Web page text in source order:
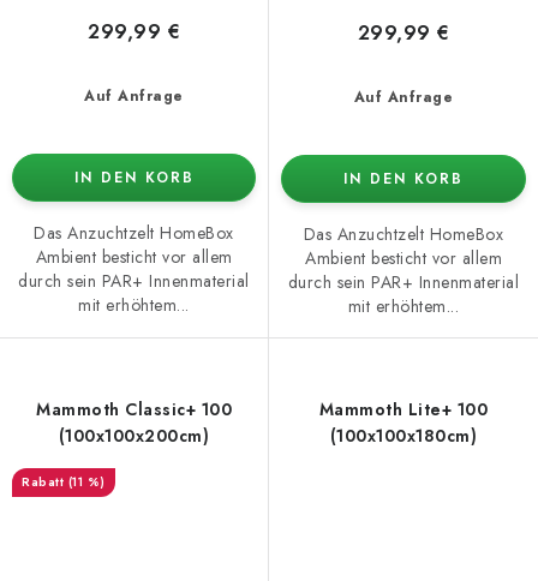
Auf Anfrage
299,99 €
IN DEN KORB
Das Anzuchtzelt HomeBox
Ambient besticht vor allem
durch sein PAR+ Innenmaterial
mit erhöhtem...
Auf Anfrage
299,99 €
IN DEN KORB
Das Anzuchtzelt HomeBox
Ambient besticht vor allem
durch sein PAR+ Innenmaterial
mit erhöhtem...
Mammoth Classic+ 100
(100x100x200cm)
(11 %)
Mammoth Lite+ 100
(100x100x180cm)